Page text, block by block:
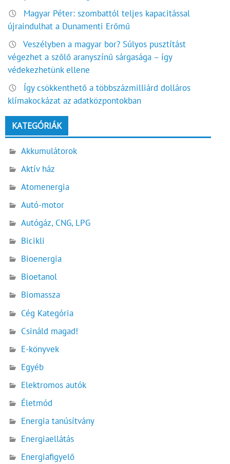
Magyar Péter: szombattól teljes kapacitással
újraindulhat a Dunamenti Erőmű
Veszélyben a magyar bor? Súlyos pusztítást
végezhet a szőlő aranyszínű sárgasága – így
védekezhetünk ellene
Így csökkenthető a többszázmilliárd dolláros
klímakockázat az adatközpontokban
KATEGÓRIÁK
Akkumulátorok
Aktív ház
Atomenergia
Autó-motor
Autógáz, CNG, LPG
Bicikli
Bioenergia
Bioetanol
Biomassza
Cég Kategória
Csináld magad!
E-könyvek
Egyéb
Elektromos autók
Életmód
Energia tanúsítvány
Energiaellátás
Energiafigyelő